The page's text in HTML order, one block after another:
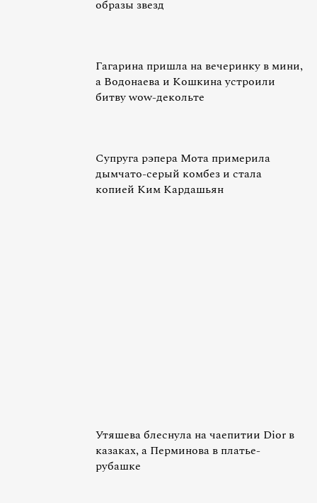
образы звезд
Гагарина пришла на вечеринку в мини,
а Водонаева и Кошкина устроили
битву wow-декольте
Супруга рэпера Мота примерила
дымчато-серый комбез и стала
копией Ким Кардашьян
Утяшева блеснула на чаепитии Dior в
казаках, а Перминова в платье-
рубашке